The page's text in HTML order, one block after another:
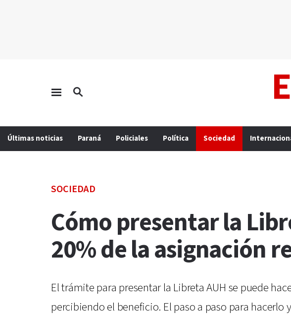
Últimas noticias Paraná Policiales Política Sociedad
SOCIEDAD
Cómo presentar la
20% de la asignación
El trámite para presentar la Libreta AUH se puede
percibiendo el beneficio. El paso a paso para hacerlo